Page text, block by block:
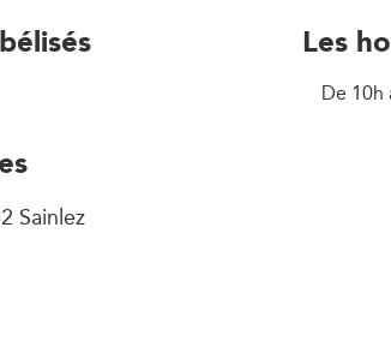
Les
De 10h
Sainlez